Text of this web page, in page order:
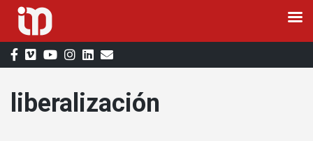
Saltar
al
liberalización